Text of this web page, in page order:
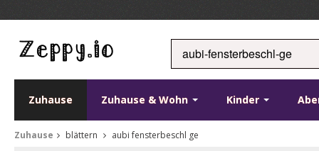
Zuhause Zuhause & Wohn Kinder
Zuhause blättern aubi fensterbeschl ge